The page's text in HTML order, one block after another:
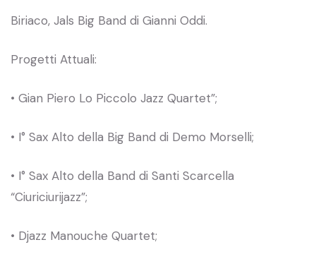
Biriaco, Jals Big Band di Gianni Oddi.
Progetti Attuali:
• Gian Piero Lo Piccolo Jazz Quartet”;
• I° Sax Alto della Big Band di Demo Morselli;
• I° Sax Alto della Band di Santi Scarcella
“Ciuriciurijazz”;
• Djazz Manouche Quartet;